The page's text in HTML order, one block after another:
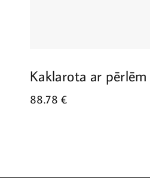
Kaklarota ar pērlēm
88.78€